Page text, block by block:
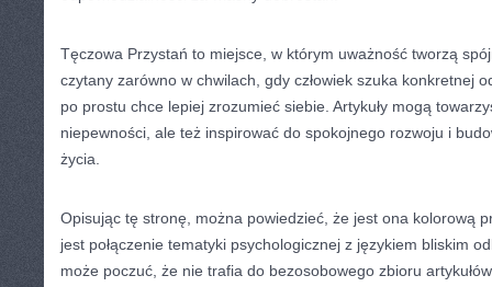
Tęczowa Przystań to miejsce, w którym uważność tworzą
czytany zarówno w chwilach, gdy człowiek szuka konkretnej
po prostu chce lepiej zrozumieć siebie. Artykuły mogą
niepewności, ale też inspirować do spokojnego rozwoju i
życia.
Opisując tę stronę, można powiedzieć, że jest ona kolorową
jest połączenie tematyki psychologicznej z językiem bliskim
może poczuć, że nie trafia do bezosobowego zbioru